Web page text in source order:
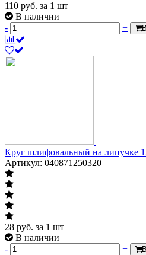
110 руб. за 1 шт
В наличии
-
+
Круг шлифовальный на липучке
Артикул: 040871250320
28 руб. за 1 шт
В наличии
-
+